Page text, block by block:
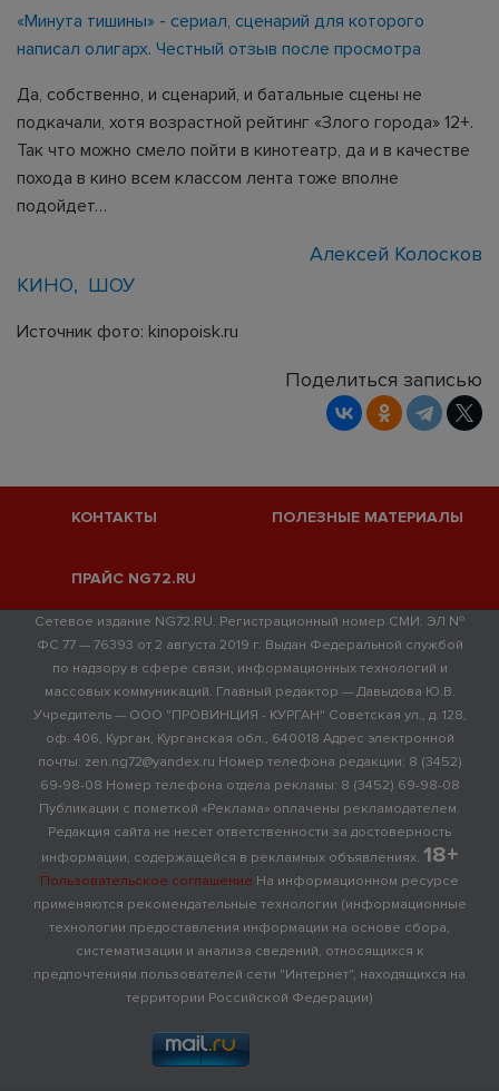
«Минута тишины» - сериал, сценарий для которого
написал олигарх. Честный отзыв после просмотра
Да, собственно, и сценарий, и батальные сцены не
подкачали, хотя возрастной рейтинг «Злого города» 12+.
Так что можно смело пойти в кинотеатр, да и в качестве
похода в кино всем классом лента тоже вполне
подойдет…
Алексей Колосков
КИНО
ШОУ
Источник фото: kinopoisk.ru
Поделиться записью
КОНТАКТЫ ПОЛЕЗНЫЕ МАТЕРИАЛЫ
ПРАЙС NG72.RU
Сетевое издание NG72.RU. Регистрационный номер СМИ: ЭЛ №
ФС 77 — 76393 от 2 августа 2019 г. Выдан Федеральной службой
по надзору в сфере связи, информационных технологий и
массовых коммуникаций. Главный редактор — Давыдова Ю.В.
Учредитель — ООО "ПРОВИНЦИЯ - КУРГАН" Советская ул., д. 128,
оф. 406, Курган, Курганская обл., 640018 Адрес электронной
почты: zen.ng72@yandex.ru Номер телефона редакции: 8 (3452)
69-98-08 Номер телефона отдела рекламы: 8 (3452) 69-98-08
Публикации с пометкой «Реклама» оплачены рекламодателем.
Редакция сайта не несет ответственности за достоверность
информации, содержащейся в рекламных объявлениях. 18+
Пользовательское соглашение На информационном ресурсе
применяются рекомендательные технологии (информационные
технологии предоставления информации на основе сбора,
систематизации и анализа сведений, относящихся к
предпочтениям пользователей сети "Интернет", находящихся на
территории Российской Федерации)